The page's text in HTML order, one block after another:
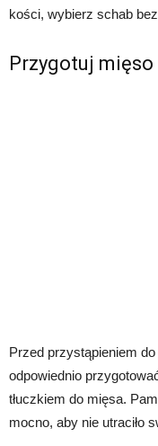
kości, wybierz schab
Przygotuj mięso
Przed przystąpieniem
odpowiednio
tłuczkiem do mięsa.
mocno, aby nie utraciło